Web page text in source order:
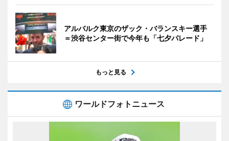
アルバルク東京のザック・バランスキー選手
＝渋谷センター街で今年も「七夕パレード」
もっと見る
ワールドフォトニュース